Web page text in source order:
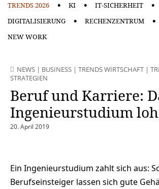
TRENDS 2026 KI
IT-SICHERHEIT
DIGITALISIERUNG
RECHENZENTRUM
NEW WORK
NEWS | BUSINESS | TRENDS WIRTSCHAFT |
STRATEGIEN
Beruf und Karriere:
Ingenieurstudium
20. April 2019
Ein Ingenieurstudium zahlt sich aus:
Berufseinsteiger lassen sich gute